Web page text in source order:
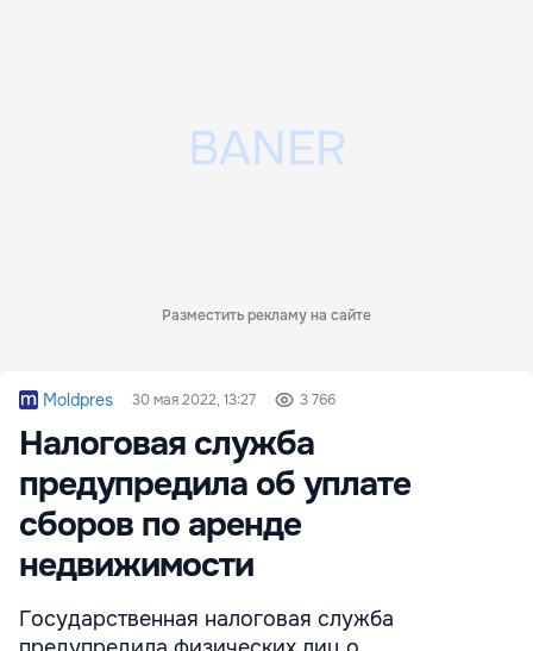
Разместить рекламу на сайте
Moldpres 30 мая 2022, 13:27 3 766
Налоговая служба
предупредила об уплате
сборов по аренде
недвижимости
Государственная налоговая служба